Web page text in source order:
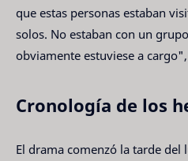
que estas personas estaban
solos. No estaban con un
obviamente estuviese a
Cronología de los
El drama comenzó la tarde del